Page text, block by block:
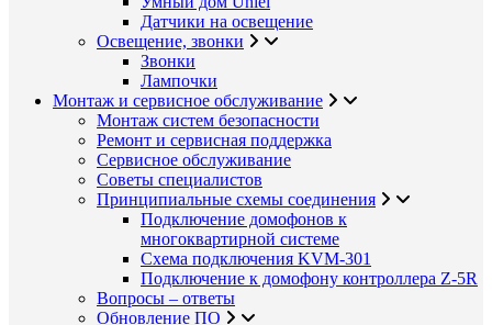
Датчики на освещение
Освещение, звонки
Звонки
Лампочки
Монтаж и сервисное обслуживание
Монтаж систем безопасности
Ремонт и сервисная поддержка
Сервисное обслуживание
Советы специалистов
Принципиальные схемы соединения
Подключение домофонов к
многоквартирной системе
Схема подключения KVM-301
Подключение к домофону контроллера Z-5R
Вопросы – ответы
Обновление ПО